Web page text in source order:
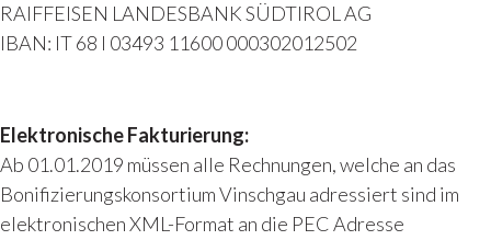
RAIFFEISEN LANDESBANK SÜDTIROL AG
IBAN: IT 68 I 03493 11600 000302012502
Elektronische Fakturierung:
Ab 01.01.2019 müssen alle Rechnungen, welche an das
Bonifizierungskonsortium Vinschgau adressiert sind im
elektronischen XML-Format an die PEC Adresse